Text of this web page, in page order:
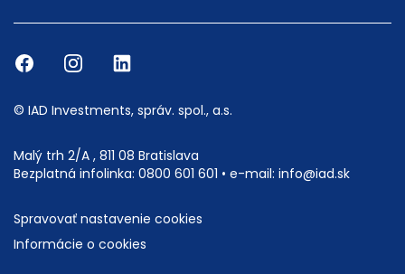
© IAD Investments, správ. spol., a.s.
Malý trh 2/A , 811 08 Bratislava
Bezplatná infolinka: 0800 601 601 • e-mail: info@iad.sk
Spravovať nastavenie cookies
Informácie o cookies